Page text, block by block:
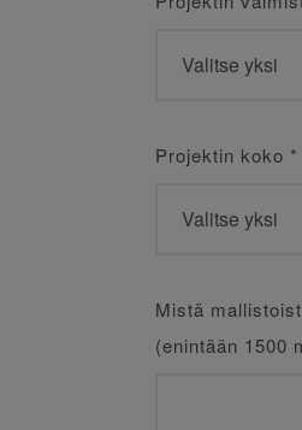
Projektin koko *
Mistä
(enintään 1500